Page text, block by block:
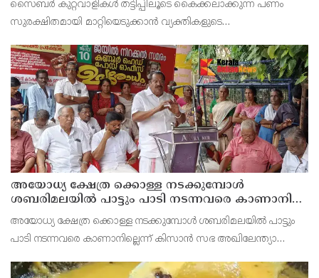
സൈബര്‍ കുറ്റവാളികള്‍ തട്ടിപ്പിലൂടെ കൈക്കലാക്കുന്ന പണം
സുരക്ഷിതമായി മാറ്റിയെടുക്കാന്‍ വ്യക്തികളുടെ
അക്കൗണ്ടുകളായ മ്യൂള്‍ അകൗണ്ടുകളില്‍ ജാഗ്രത വേണമെന്ന
അയോധ്യ ക്ഷേത്ര ക്കൊള്ള നടക്കുമ്പോൾ
ശബരിമലയിൽ പാട്ടും പാടി നടന്നവരെ കാണാനില്ല ;
അയോധ്യ ക്ഷേത്ര ക്കൊള്ള നടക്കുമ്പോൾ ശബരിമലയിൽ പാട്ടും
പാടി നടന്നവരെ കാണാനില്ലെന്ന് കിസാൻ സഭ അഖിലേന്ത്യാ
മോർച്ചയുടേയും കേന്ദ്ര ട്രേഡ്‌ യൂണിയനുകളുടേയും ആഹ്വാനപ